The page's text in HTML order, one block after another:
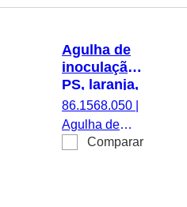
Agulha de
inoculação,
PS, laranja,
estéril
86.1568.050
Agulha de
inoculação,
Comparar